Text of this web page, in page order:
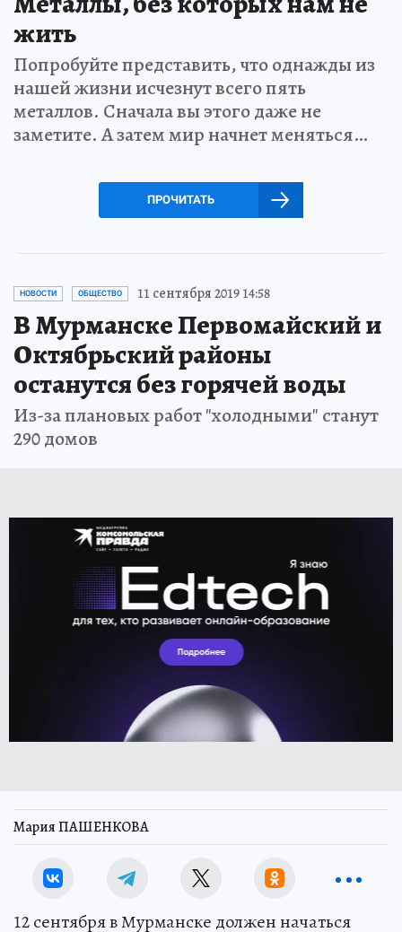
жить
Попробуйте представить, что однажды из
нашей жизни исчезнут всего пять
металлов. Сначала вы этого даже не
заметите. А затем мир начнет меняться…
ПРОЧИТАТЬ
НОВОСТИ ОБЩЕСТВО 11 сентября 2019 14:58
В Мурманске Первомайский и
Октябрьский районы
останутся без горячей воды
Из-за плановых работ "холодными" станут
290 домов
Мария ПАШЕНКОВА
12 сентября в Мурманске должен начаться